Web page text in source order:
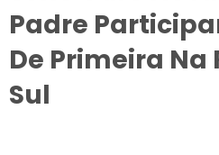
Padre
De Primeira Na
Sul